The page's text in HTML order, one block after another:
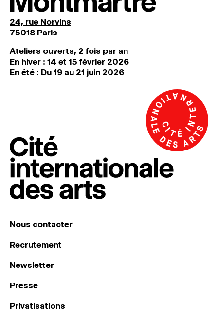
24, rue Norvins
75018 Paris
Ateliers ouverts, 2 fois par an
En hiver : 14 et 15 février 2026
En été : Du 19 au 21 juin 2026
Nous contacter
Recrutement
Newsletter
Presse
Privatisations